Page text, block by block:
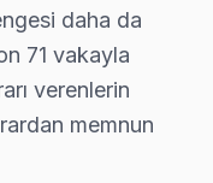
daha da
71 vakayla
verenlerin
memnun